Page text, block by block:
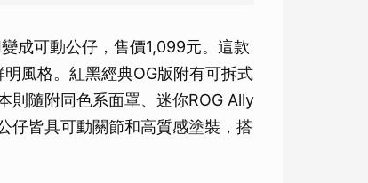
成可動公仔，售價1,099元。這款
風格。紅黑經典OG版附有可拆式
則隨附同色系面罩、迷你ROG Ally
仔皆具可動關節和高質感塗裝，搭